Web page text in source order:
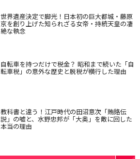
世界遺産決定で脚光！日本初の巨大都城・藤原
京を創り上げた知られざる女帝・持統天皇の凄
絶な執念
自転車を持つだけで税金？ 昭和まで続いた「自
転車税」の意外な歴史と脱税が横行した理由
教科書と違う！江戸時代の田沼意次「賄賂伝
説」の嘘と、水野忠邦が「大奥」を敵に回した
本当の理由